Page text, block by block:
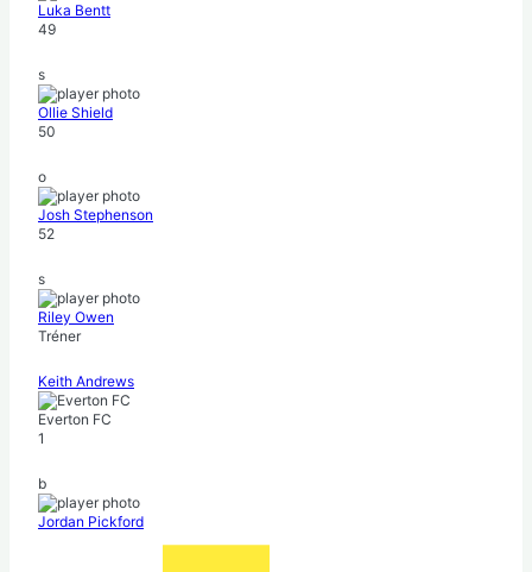
Luka Bentt
49
s
Ollie Shield
50
o
Josh Stephenson
52
s
Riley Owen
Tréner
Keith Andrews
Everton FC
1
b
Jordan Pickford